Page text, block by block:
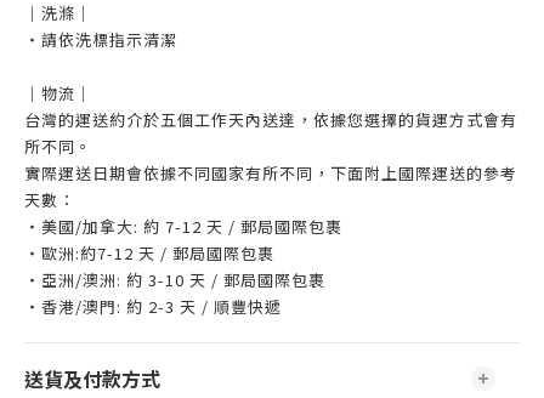
｜洗滌｜
・請依洗標指示清潔
｜物流｜
台灣的運送約介於五個工作天內送達，依據您選擇的貨運方式會有
所不同。
實際運送日期會依據不同國家有所不同，下面附上國際運送的參考
天數：
・美國/加拿大: 約 7-12 天 / 郵局國際包裹
・歐洲:約7-12 天 / 郵局國際包裹
・亞洲/澳洲: 約 3-10 天 / 郵局國際包裹
・香港/澳門: 約 2-3 天 / 順豐快遞
送貨及付款方式